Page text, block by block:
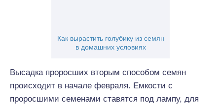
Как вырастить голубику из семян
в домашних условиях
Высадка проросших вторым способом семян
происходит в начале февраля. Емкости с
проросшими семенами ставятся под лампу, для